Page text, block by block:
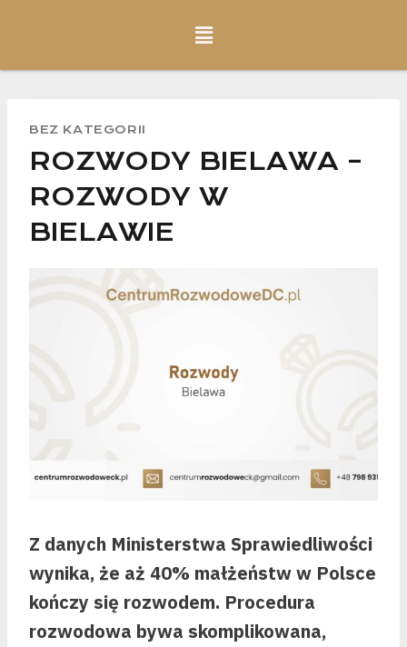
BEZ KATEGORII
ROZWODY BIELAWA –
ROZWODY W
BIELAWIE
Z danych Ministerstwa Sprawiedliwości
wynika, że aż 40% małżeństw w Polsce
kończy się rozwodem. Procedura
rozwodowa bywa skomplikowana,